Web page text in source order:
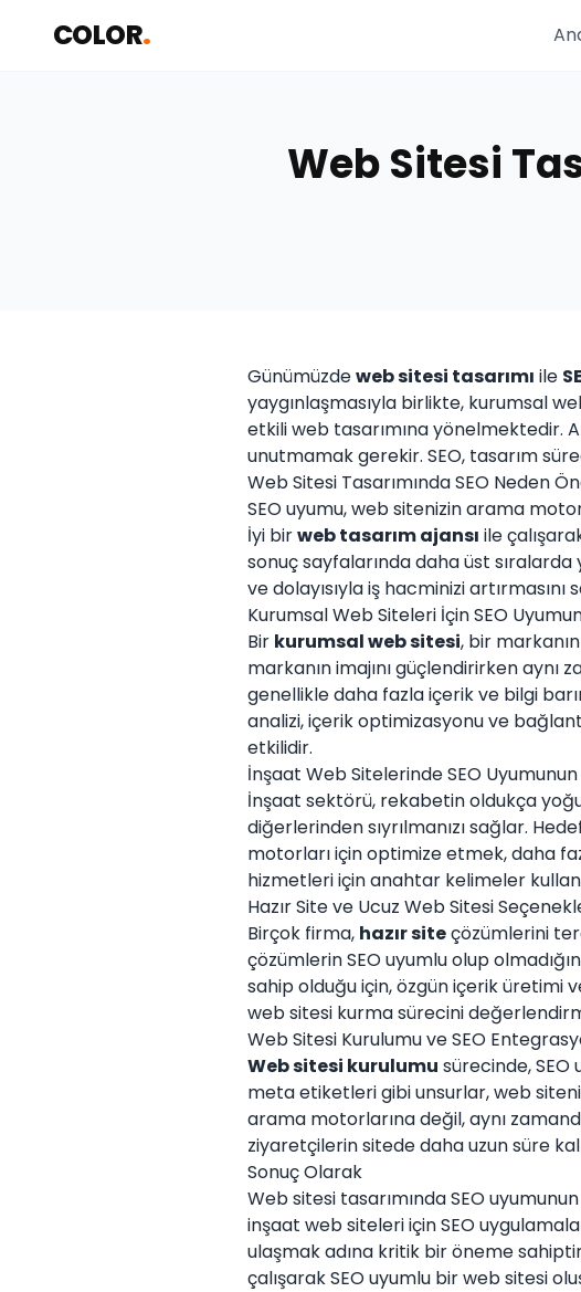
COLOR.
Web Sitesi
Günümüzdeweb sitesi tasarımı ile
yaygınlaşmasıyla birlikte, kurumsal
etkili web tasarımına yönelmektedir.
unutmamak gerekir. SEO, tasarım
Web Sitesi Tasarımında SEO Neden
SEO uyumu, web sitenizin arama
İyi birweb tasarım ajansı ile
sonuç sayfalarında daha üst
ve dolayısıyla iş hacminizi artırmasını
Kurumsal Web Siteleri İçin SEO
Bir kurumsal web sitesi, bir
markanın imajını güçlendirirken aynı
genellikle daha fazla içerik ve bilgi
analizi, içerik optimizasyonu ve
etkilidir.
İnşaat Web Sitelerinde SEO
İnşaat sektörü, rekabetin oldukça
diğerlerinden sıyrılmanızı sağlar.
motorları için optimize etmek, daha
hizmetleri için anahtar kelimeler
Hazır Site ve Ucuz Web Sitesi
Birçok firma, hazır siteçözümlerini
çözümlerin SEO uyumlu olup
sahip olduğu için, özgün içerik üretimi
web sitesi kurma sürecini
Web Sitesi Kurulumu ve SEO
Web sitesi kurulumu sürecinde, SEO
meta etiketleri gibi unsurlar, web
arama motorlarına değil, aynı
ziyaretçilerin sitede daha uzun süre
Sonuç Olarak
Web sitesi tasarımında SEO
inşaat web siteleri için SEO
ulaşmak adına kritik bir öneme
çalışarak SEO uyumlu bir web sitesi